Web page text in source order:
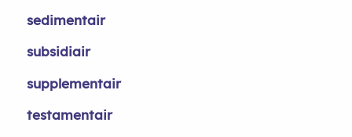
sedimentair
subsidiair
supplementair
testamentair